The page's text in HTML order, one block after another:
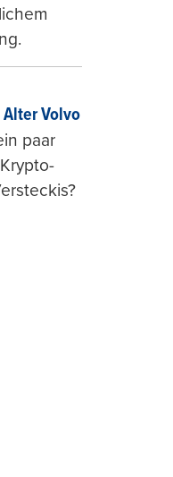
Volvo
paar